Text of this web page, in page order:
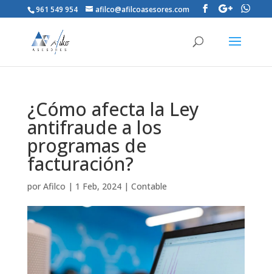
961 549 954 afilco@afilcoasesores.com
¿Cómo afecta la Ley
antifraude a los
programas de
facturación?
por Afilco | 1 Feb, 2024| Contable